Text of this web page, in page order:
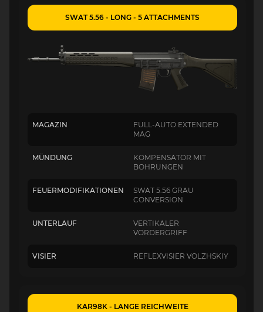
SWAT 5.56 - LONG - 5 ATTACHMENTS
MAGAZIN
FULL-AUTO EXTENDED
MAG
MÜNDUNG
KOMPENSATOR MIT
BOHRUNGEN
FEUERMODIFIKATIONEN
SWAT 5.56 GRAU
CONVERSION
UNTERLAUF
VERTIKALER
VORDERGRIFF
VISIER REFLEXVISIER VOLZHSKIY
KAR98K - LANGE REICHWEITE